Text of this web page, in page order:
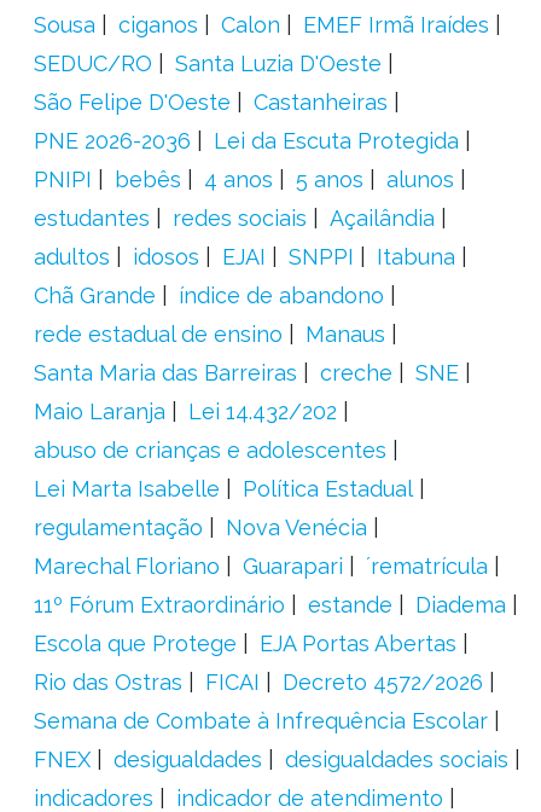
Sousa
ciganos Calon
EMEF Irmã Iraídes
SEDUC/RO
Santa Luzia D'Oeste
São Felipe D'Oeste
Castanheiras
PNE 2026-2036
Lei da Escuta Protegida
PNIPI
bebês 4 anos 5 anos
alunos
estudantes
redes sociais
Açailândia
adultos
idosos EJAI SNPPI
Itabuna
Chã Grande
índice de abandono
rede estadual de ensino
Manaus
Santa Maria das Barreiras
creche
SNE
Maio Laranja
Lei 14.432/202
abuso de crianças e adolescentes
Lei Marta Isabelle
Política Estadual
regulamentação
Nova Venécia
Marechal Floriano
Guarapari
´rematrícula
11º Fórum Extraordinário
estande
Diadema
Escola que Protege
EJA Portas Abertas
Rio das Ostras
FICAI
Decreto 4572/2026
Semana de Combate à Infrequência Escolar
FNEX
desigualdades
desigualdades sociais
indicadores
indicador de atendimento